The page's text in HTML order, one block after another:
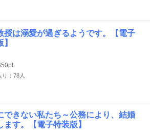
授は溺愛が過ぎるようです。【電子
り：78人
できない私たち～公務により、結婚
ます。【電子特装版】